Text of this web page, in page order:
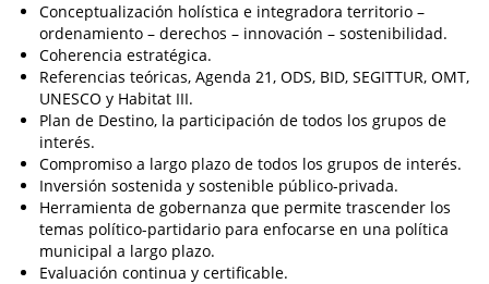
Conceptualización holística e integradora territorio –
ordenamiento – derechos – innovación – sostenibilidad.
Coherencia estratégica.
Referencias teóricas, Agenda 21, ODS, BID, SEGITTUR, OMT,
UNESCO y Habitat III.
Plan de Destino, la participación de todos los grupos de
interés.
Compromiso a largo plazo de todos los grupos de interés.
Inversión sostenida y sostenible público-privada.
Herramienta de gobernanza que permite trascender los
temas político-partidario para enfocarse en una política
municipal a largo plazo.
Evaluación continua y certificable.